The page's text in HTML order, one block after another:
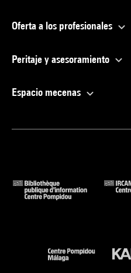
Oferta a los profesionales
Peritaje y asesoramiento
Espacio mecenas